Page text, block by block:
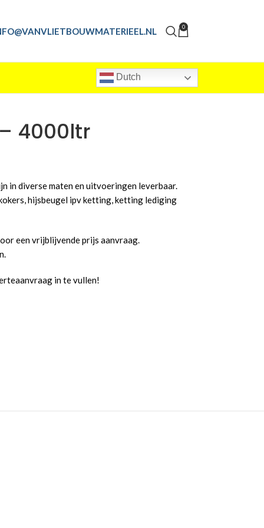
0
Dutch
4000ltr
in diverse maten en uitvoeringen leverbaar.
hijsbeugel ipv ketting, ketting lediging
een vrijblijvende prijs aanvraag.
in te vullen!